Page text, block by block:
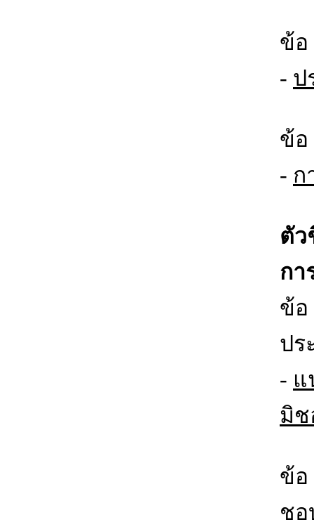
ข้อ
- ป
ข้อ
- ก
ตัว
กา
ข้อ
ปร
- แ
มิช
ข้อ
ชอ